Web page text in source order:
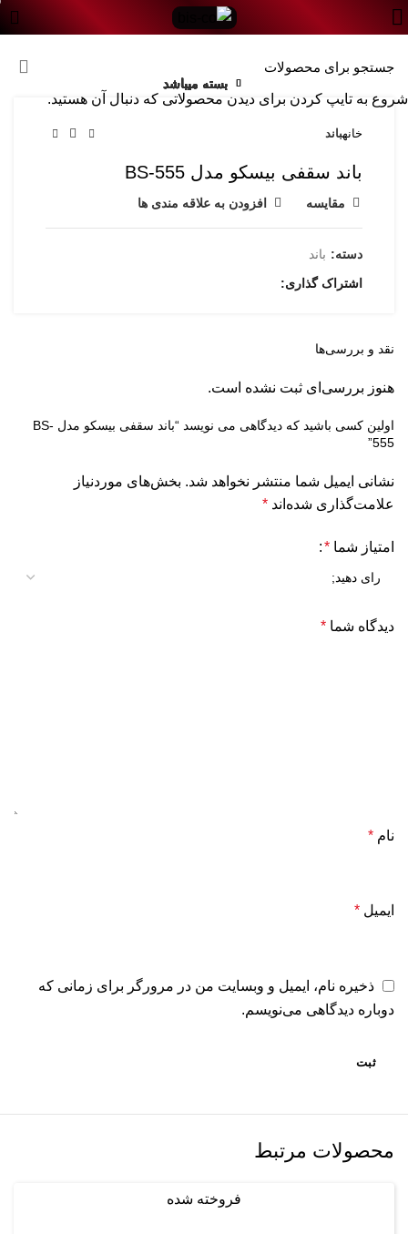
خانهباند
باند سقفی بیسکو مدل BS-555
مقایسه افزودن به علاقه مندی ها
دسته: باند
اشتراک گذاری
نقد و بررسی‌ها
هنوز بررسی‌ای ثبت نشده است.
اولین کسی باشید که دیدگاهی می نویسد “باند سقفی بیسکو مدل BS-
555”
نشانی ایمیل شما منتشر نخواهد شد. بخش‌های موردنیاز
علامت‌گذاری شده‌اند *
امتیاز شما *
دیدگاه شما *
نام *
ایمیل *
ذخیره نام، ایمیل و وبسایت من در مرورگر برای زمانی که
دوباره دیدگاهی می‌نویسم.
محصولات مرتبط
فروخته شده
بسته میباشد
بسته میباشد
بسته میباشد
بسته میباشد
بسته میباشد
بسته میباشد
بسته میباشد
بسته میباشد
شروع به تایپ کردن برای دیدن محصولاتی که دنبال آن هستید.